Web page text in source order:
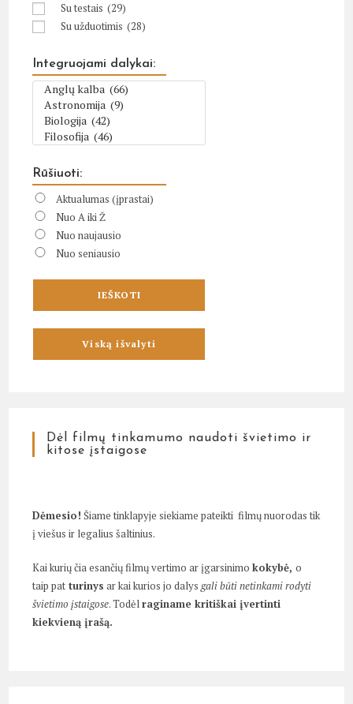
Su testais (29)
Su užduotimis (28)
Integruojami dalykai:
Rūšiuoti:
Aktualumas (įprastai)
Nuo A iki Ž
Nuo naujausio
Nuo seniausio
Dėl filmų tinkamumo naudoti švietimo ir
kitose įstaigose
Dėmesio! Šiame tinklapyje siekiame pateikti filmų nuorodas tik
į viešus ir legalius šaltinius.
Kai kurių čia esančių filmų vertimo ar įgarsinimokokybė,o
taip pat turinys ar kai kurios jo dalysgali būti netinkami rodyti
švietimo įstaigose. Todėlraginame kritiškai įvertinti
kiekvieną įrašą.